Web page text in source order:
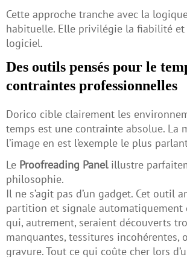
Cette approche tranche avec la
habituelle. Elle privilégie la fiabilité
logiciel.
Des outils pensés pour le
contraintes professionnelles
Dorico cible clairement les
temps est une contrainte absolue. La
l’image en est l’exemple le plus
Le Proofreading Panelillustre
philosophie.
Il ne s’agit pas d’un gadget. Cet outil
partition et signale automatiquement
qui, autrement, seraient découverts
manquantes, tessitures incohérentes,
gravure. Tout ce qui coûte cher lors